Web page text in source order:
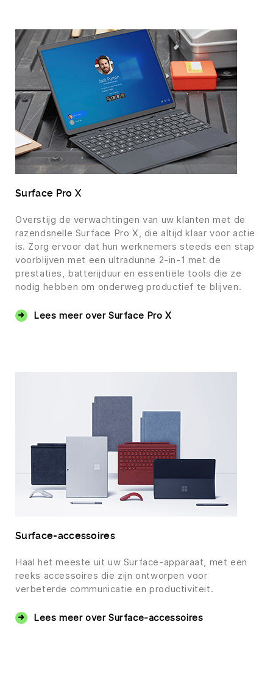
Surface Pro X
Overstijg de verwachtingen van uw klanten met de
razendsnelle Surface Pro X, die altijd klaar voor actie
is. Zorg ervoor dat hun werknemers steeds een stap
voorblijven met een ultradunne 2-in-1 met de
prestaties, batterijduur en essentiële tools die ze
nodig hebben om onderweg productief te blijven.
Lees meer over Surface Pro X
Surface-accessoires
Haal het meeste uit uw Surface-apparaat, met een
reeks accessoires die zijn ontworpen voor
verbeterde communicatie en productiviteit.
Lees meer over Surface-accessoires